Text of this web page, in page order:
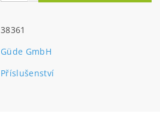
38361
Güde GmbH
Příslušenství